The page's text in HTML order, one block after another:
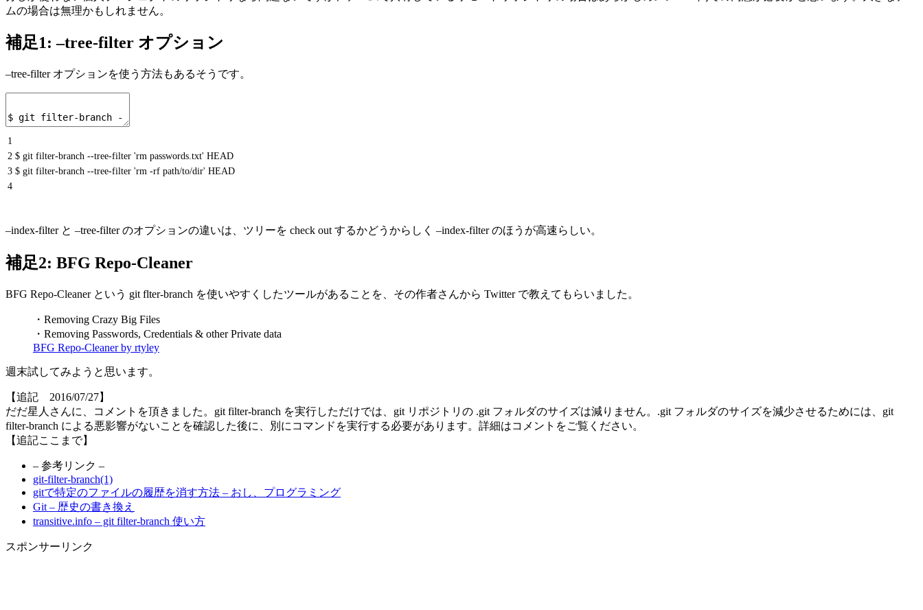
ムの場合は無理かもしれません。
補足1: –tree-filter オプション
–tree-filter オプションを使う方法もあるそうです。
1
2
3
4
$ git filter-branch --tree-filter 'rm passwords.txt' HEAD
$ git filter-branch --tree-filter 'rm -rf path/to/dir' HEAD
–index-filter と –tree-filter のオプションの違いは、ツリーを check out するかどうからしく –index-filter のほうが高速らしい。
補足2: BFG Repo-Cleaner
BFG Repo-Cleaner という git flter-branch を使いやすくしたツールがあることを、その作者さんから Twitter で教えてもらいました。
・Removing Crazy Big Files
・Removing Passwords, Credentials & other Private data
BFG Repo-Cleaner by rtyley
週末試してみようと思います。
【追記 2016/07/27】
だだ星人さんに、コメントを頂きました。git filter-branch を実行しただけでは、git リポジトリの .git フォルダのサイズは減りません。.git フォルダのサイズを減少させるためには、git
filter-branch による悪影響がないことを確認した後に、別にコマンドを実行する必要があります。詳細はコメントをご覧ください。
【追記ここまで】
– 参考リンク –
git-filter-branch(1)
gitで特定のファイルの履歴を消す方法 – おし、プログラミング
Git – 歴史の書き換え
transitive.info – git filter-branch 使い方
スポンサーリンク